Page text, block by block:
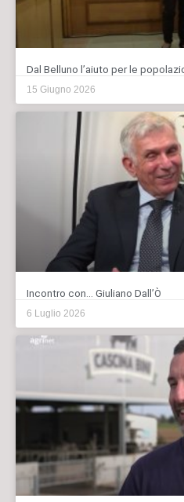
Dal Belluno l’aiuto per le
15 Giugno 2026
Incontro con… Giuliano Dall’Ò
6 Luglio 2026